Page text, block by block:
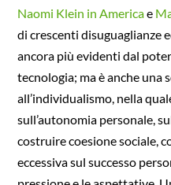
Naomi Klein in Americae
di crescenti disuguaglianze
ancora più evidenti dal
tecnologia; ma è anche una
all’individualismo, nella
sull’autonomia personale,
costruire coesione sociale,
eccessiva sul successo